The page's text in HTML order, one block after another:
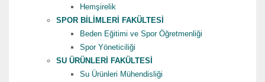
Hemşirelik
SPOR BİLİMLERİ FAKÜLTESİ
Beden Eğitimi ve Spor Öğretmenliği
Spor Yöneticiliği
SU ÜRÜNLERİ FAKÜLTESİ
Su Ürünleri Mühendisliği